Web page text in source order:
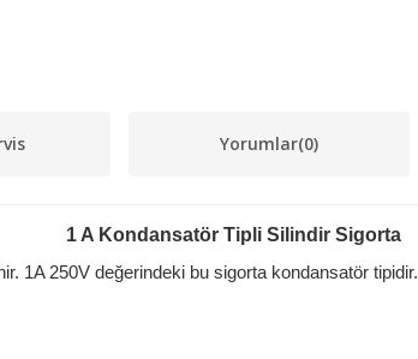
Yorumlar(0)
1 A Kondansatör Tipli Silindir Sigorta
1A 250V değerindeki bu sigorta kondansatör tipidir.